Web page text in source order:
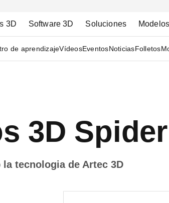
3D Software 3D Soluciones
de aprendizajeVídeosEventosNoticiasFolletos
3D
tecnologia de Artec 3D